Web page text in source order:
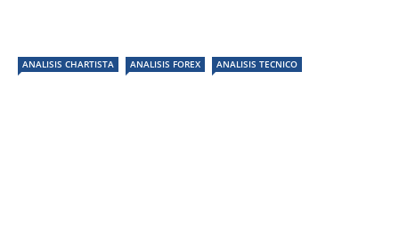
ANALISIS CHARTISTA ANALISIS FOREX ANALISIS TECNICO